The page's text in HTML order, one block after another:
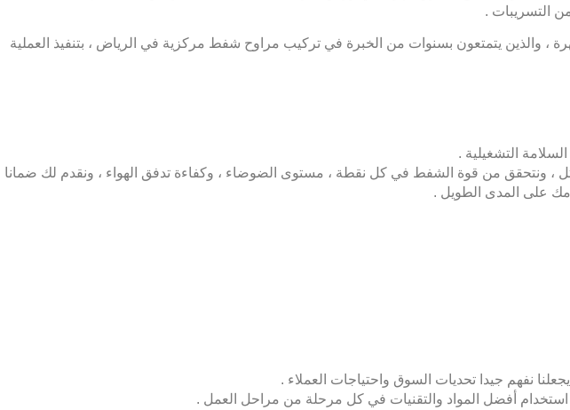
، والذين يتمتعون بسنوات من الخبرة في تركيب مراوح شفط مركزية في الرياض ، بتنفيذ العملية
التشغيلية .
، ونتحقق من قوة الشفط في كل نقطة ، مستوى الضوضاء ، وكفاءة تدفق الهواء ، ونقدم لك ضمانا
على المدى الطويل .
نفهم جيدا تحديات السوق واحتياجات العملاء .
أفضل المواد والتقنيات في كل مرحلة من مراحل العمل .